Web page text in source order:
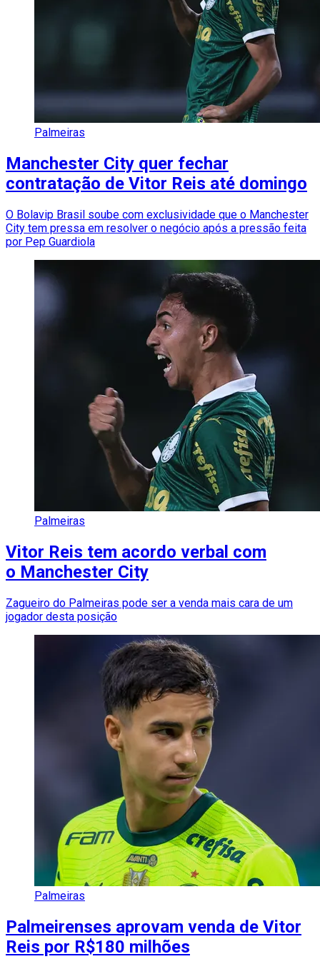
Palmeiras
Manchester City quer fechar
contratação de Vitor Reis até domingo
O Bolavip Brasil soube com exclusividade que o Manchester
City tem pressa em resolver o negócio após a pressão feita
por Pep Guardiola
Palmeiras
Vitor Reis tem acordo verbal com
o Manchester City
Zagueiro do Palmeiras pode ser a venda mais cara de um
jogador desta posição
Palmeiras
Palmeirenses aprovam venda de Vitor
Reis por R$180 milhões